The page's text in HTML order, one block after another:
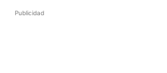
Publicidad